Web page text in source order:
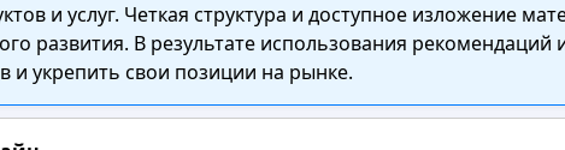
и услуг. Четкая структура и доступное изложение
развития. В результате использования рекомендаций
и укрепить свои позиции на рынке.